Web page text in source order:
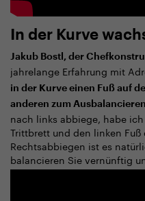
In der Kurve
Jakub Bostl, der
jahrelange Erfahrung mit
in der Kurve einen Fuß auf
anderen zum
nach links abbiege, habe
Trittbrett und den linken Fuß
Rechtsabbiegen ist es
balancieren Sie vernünftig